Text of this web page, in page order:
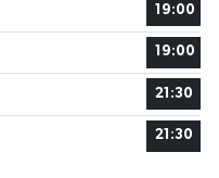
19:00
19:00
21:30
21:30